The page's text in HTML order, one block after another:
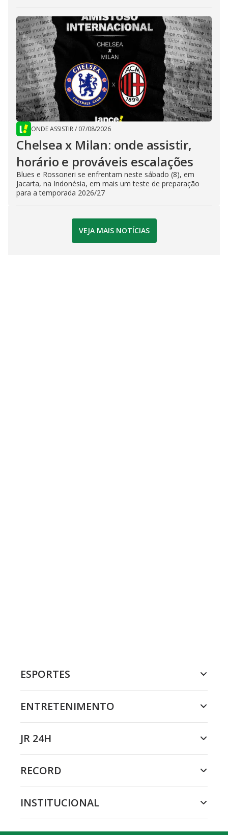
ONDE ASSISTIR/ 07/08/2026
Chelsea x Milan: onde assistir,
horário e prováveis escalações
Blues e Rossoneri se enfrentam neste sábado (8), em
Jacarta, na Indonésia, em mais um teste de preparação
para a temporada 2026/27
VEJA MAIS NOTÍCIAS
ESPORTES
ENTRETENIMENTO
JR 24H
RECORD
INSTITUCIONAL